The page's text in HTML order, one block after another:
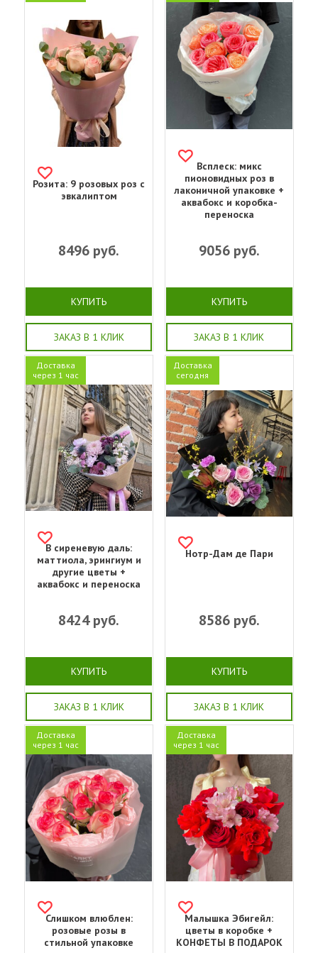
Розита: 9 розовых роз с
эвкалиптом
8496 руб.
КУПИТЬ
ЗАКАЗ В 1 КЛИК
Всплеск: микс
пионовидных роз в
лаконичной упаковке +
аквабокс и коробка-
переноска
9056руб.
КУПИТЬ
ЗАКАЗ В 1 КЛИК
Доставка
через 1 час
В сиреневую даль:
маттиола, эрингиум и
другие цветы +
аквабокс и переноска
8424руб.
КУПИТЬ
ЗАКАЗ В 1 КЛИК
Доставка
сегодня
Нотр-Дам де Пари
8586руб.
КУПИТЬ
ЗАКАЗ В 1 КЛИК
Доставка
через 1 час
Слишком влюблен:
розовые розы в
стильной упаковке
Доставка
через 1 час
Малышка Эбигейл:
цветы в коробке +
КОНФЕТЫ В ПОДАРОК